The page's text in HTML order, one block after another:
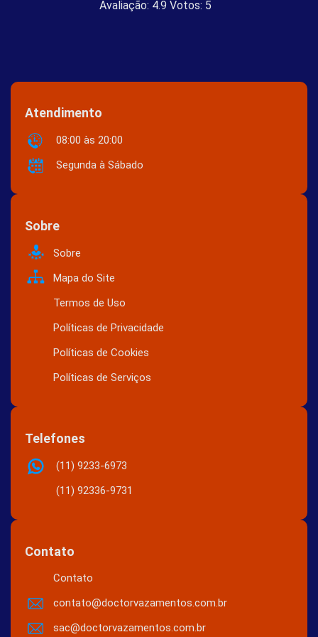
Avaliação: 4.9 Votos: 5
Atendimento
08:00 às 20:00
Segunda à Sábado
Sobre
Sobre
Mapa do Site
Termos de Uso
Políticas de Privacidade
Políticas de Cookies
Políticas de Serviços
Telefones
(11) 9233-6973
(11) 92336-9731
Contato
Contato
contato@doctorvazamentos.com.br
sac@doctorvazamentos.com.br